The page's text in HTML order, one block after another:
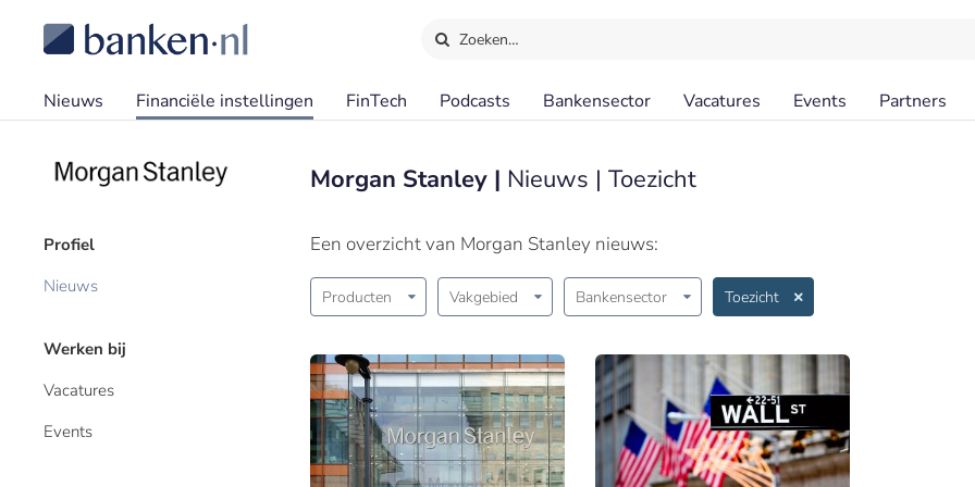
Zoeken…
Nieuws Financiële instellingen FinTech Podcasts Bankensector Vacatures Events Partners
Profiel
Nieuws
Werken bij
Vacatures
Events
Morgan Stanley | Nieuws | Toezicht
Een overzicht van Morgan Stanley nieuws:
Producten Vakgebied Bankensector Toezicht